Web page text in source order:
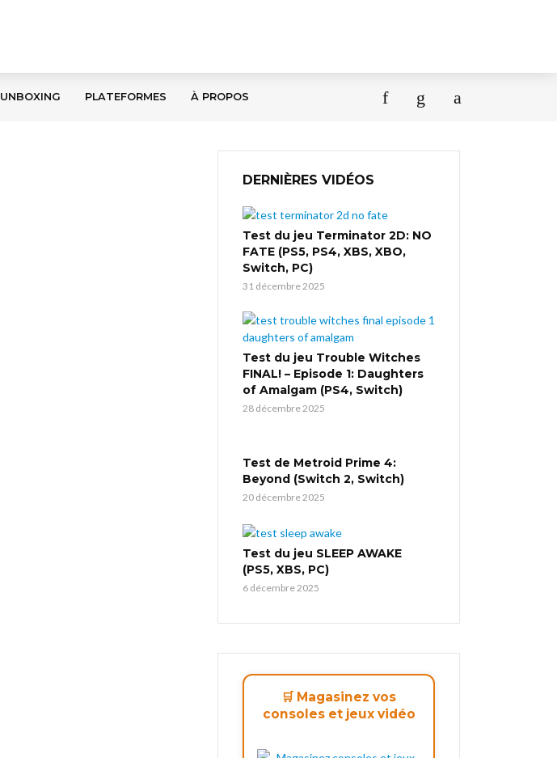
UNBOXING PLATEFORMES À PROPOS
DERNIÈRES VIDÉOS
Test du jeu Terminator 2D: NO
FATE (PS5, PS4, XBS, XBO,
Switch, PC)
31 décembre 2025
Test du jeu Trouble Witches
FINAL! – Episode 1: Daughters
of Amalgam (PS4, Switch)
28 décembre 2025
Test de Metroid Prime 4:
Beyond (Switch 2, Switch)
20 décembre 2025
Test du jeu SLEEP AWAKE
(PS5, XBS, PC)
6 décembre 2025
🛒 Magasinez vos
consoles et jeux vidéo